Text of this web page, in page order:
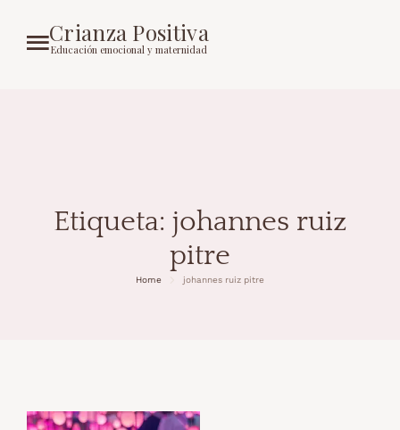
Crianza Positiva
Educación emocional y maternidad
Etiqueta: johannes ruiz
pitre
Home johannes ruiz pitre